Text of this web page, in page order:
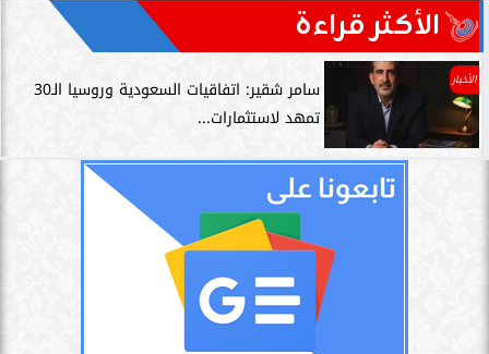
الأكثر قراءة
الأخبار
سامر شقير: اتفاقيات السعودية وروسيا الـ30
تمهد لاستثمارات...